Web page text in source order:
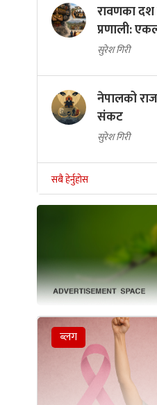
रावणका
प्रणाली:
सुरेश गिरी
नेपालको
संकट
सुरेश गिरी
सबै हेर्नुहोस
ब्लग